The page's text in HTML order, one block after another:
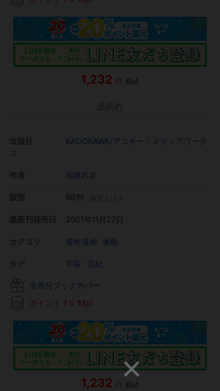
1,232 円 税込
KADOKAWA/アスキー・メディアワーク
ス
高雄右京
B6判
2001年11月27日
青年漫画 漫画
宇宙 完結
全巻分ブックカバー
ポイント 1 ％ 11pt
1,232 円 税込